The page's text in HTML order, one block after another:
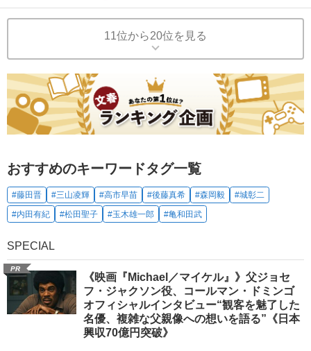
11位から20位を見る
おすすめのキーワードタグ一覧
#藤田晋 #三山凌輝 #高市早苗 #後藤真希 #森岡毅
#城彰二
#内田有紀
#松田聖子 #玉木雄一郎 #亀和田武
SPECIAL
PR
《映画『Michael／マイケル』》父ジョセ
フ・ジャクソン役、コールマン・ドミンゴ
オフィシャルインタビュー“観客を魅了した
名優、複雑な父親像への想いを語る”《日本
興収70億円突破》